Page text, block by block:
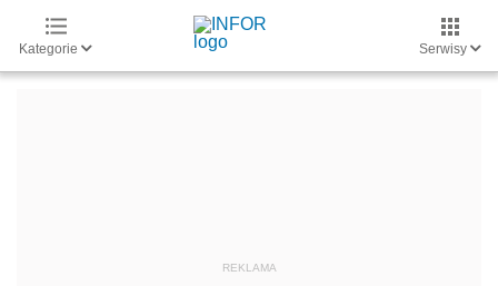
Kategorie Serwisy